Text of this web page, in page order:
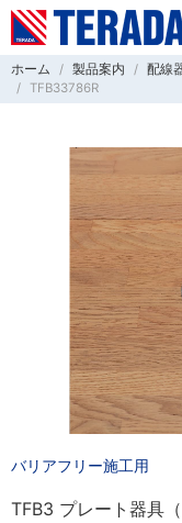
ホーム 製品案内 配線
TFB33786R
バリアフリー施工用
TFB3 プレート器具